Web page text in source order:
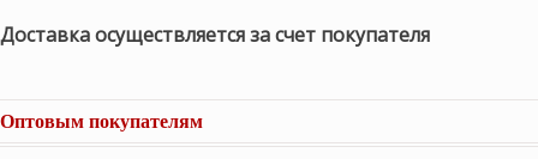
Доставка осуществляется за счет покупателя
Оптовым покупателям